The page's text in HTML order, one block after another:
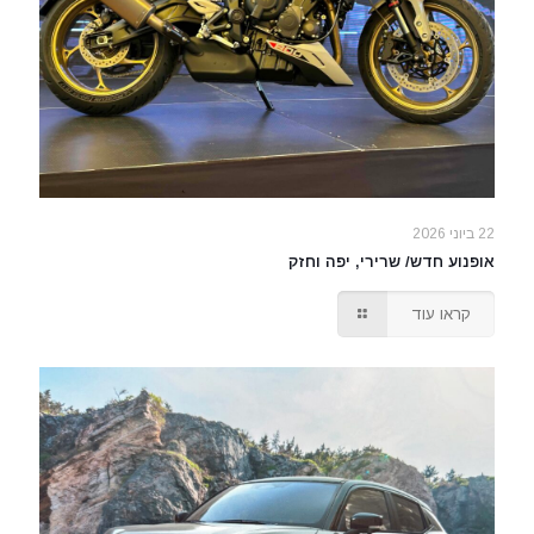
22 ביוני 2026
אופנוע חדש/ שרירי, יפה וחזק
קראו עוד